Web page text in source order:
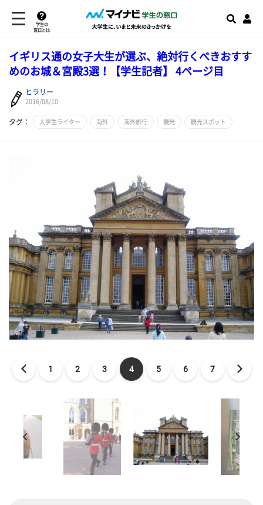
学生の
窓口とは
イギリス通の女子大生が選ぶ、絶対行くべきおすす
めのお城＆宮殿3選！【学生記者】 4ページ目
ヒラリー
2016/08/10
タグ： 大学生ライター 海外 海外旅行 観光 観光スポット
1 2 3 4 5 6 7